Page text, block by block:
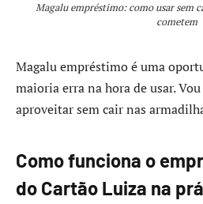
Magalu empréstimo: como usar sem
cometem
Magalu empréstimo é uma
maioria erra na hora de usar.
aproveitar sem cair nas
Como funciona o
do Cartão Luiza na